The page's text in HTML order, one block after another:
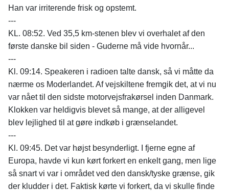
Han var irriterende frisk og opstemt.
---
KL. 08:52. Ved 35,5 km-stenen blev vi overhalet af den
første danske bil siden - Guderne må vide hvornår...
---
Kl. 09:14. Speakeren i radioen talte dansk, så vi måtte da
nærme os Moderlandet. Af vejskiltene fremgik det, at vi nu
var nået til den sidste motorvejsfrakørsel inden Danmark.
Klokken var heldigvis blevet så mange, at der alligevel
blev lejlighed til at gøre indkøb i grænselandet.
---
Kl. 09:45. Det var højst besynderligt. I fjerne egne af
Europa, havde vi kun kørt forkert en enkelt gang, men lige
så snart vi var i området ved den dansk/tyske grænse, gik
der kludder i det. Faktisk kørte vi forkert, da vi skulle finde